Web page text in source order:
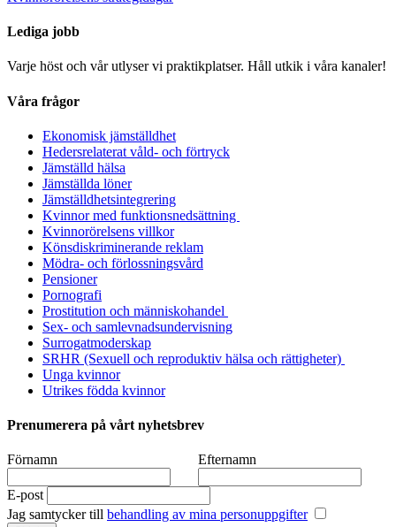
Lediga jobb
Varje höst och vår utlyser vi praktikplatser. Håll utkik i våra kanaler!
Våra frågor
Ekonomisk jämställdhet
Hedersrelaterat våld- och förtryck
Jämställd hälsa
Jämställda löner
Jämställdhetsintegrering
Kvinnor med funktionsnedsättning
Kvinnorörelsens villkor
Könsdiskriminerande reklam
Mödra- och förlossningsvård
Pensioner
Pornografi
Prostitution och människohandel
Sex- och samlevnadsundervisning
Surrogatmoderskap
SRHR (Sexuell och reproduktiv hälsa och rättigheter)
Unga kvinnor
Utrikes födda kvinnor
Prenumerera på vårt nyhetsbrev
Förnamn Efternamn
E-post
Jag samtycker till behandling av mina personuppgifter